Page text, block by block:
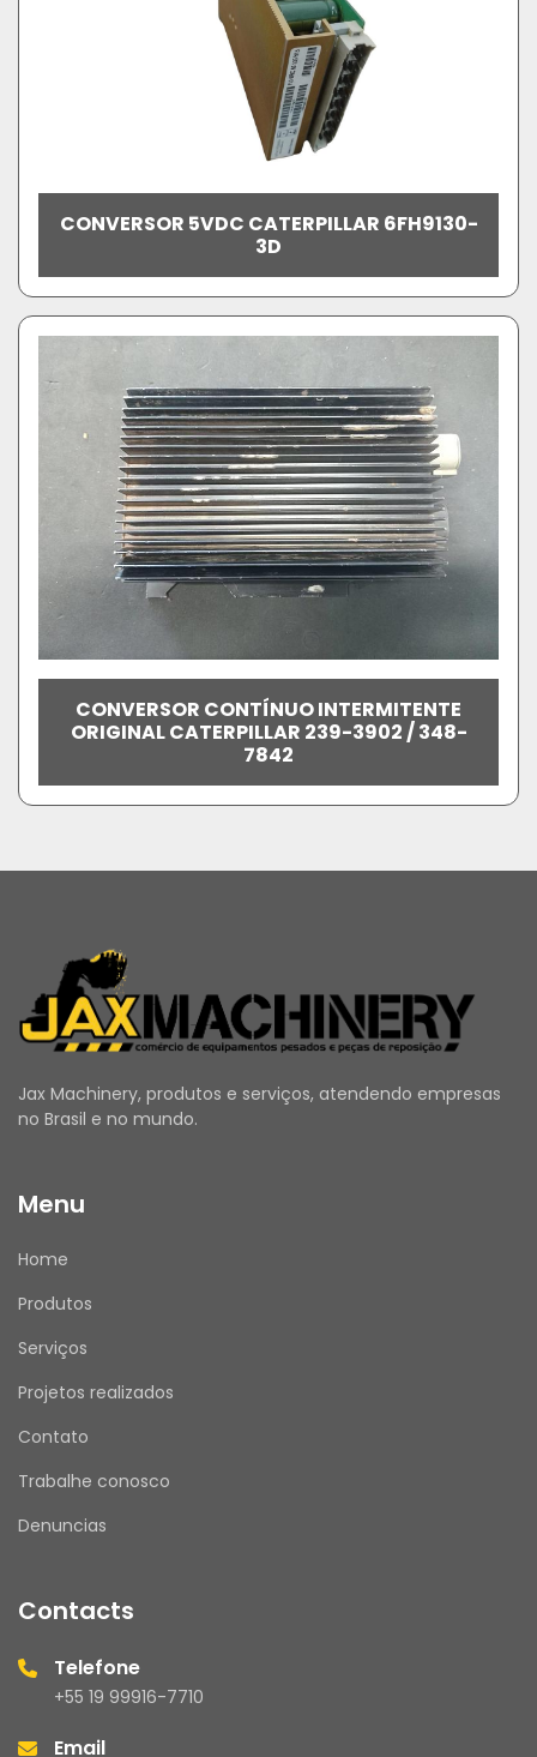
CONVERSOR 5VDC CATERPILLAR 6FH9130-
3D
CONVERSOR CONTÍNUO INTERMITENTE
ORIGINAL CATERPILLAR 239-3902 / 348-
7842
Jax Machinery, produtos e serviços, atendendo empresas
no Brasil e no mundo.
Menu
Home
Produtos
Serviços
Projetos realizados
Contato
Trabalhe conosco
Denuncias
Contacts
Telefone
+55 19 99916-7710
Email